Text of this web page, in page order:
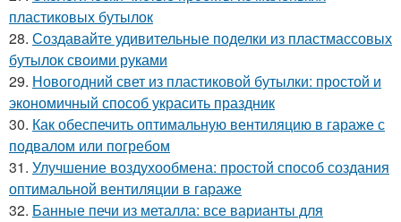
пластиковых бутылок
28. Создавайте удивительные поделки из пластмассовых
бутылок своими руками
29. Новогодний свет из пластиковой бутылки: простой и
экономичный способ украсить праздник
30. Как обеспечить оптимальную вентиляцию в гараже с
подвалом или погребом
31. Улучшение воздухообмена: простой способ создания
оптимальной вентиляции в гараже
32. Банные печи из металла: все варианты для